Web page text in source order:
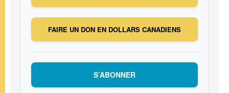
FAIRE UN DON EN DOLLARS CANADIENS
S’ABONNER